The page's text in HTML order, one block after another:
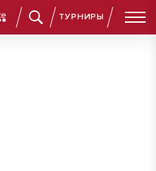
ТУРНИРЫ